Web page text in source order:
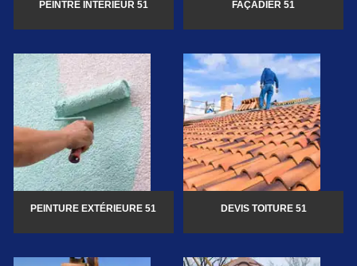
PEINTRE INTÉRIEUR 51 FAÇADIER 51
PEINTURE EXTÉRIEURE 51 DEVIS TOITURE 51